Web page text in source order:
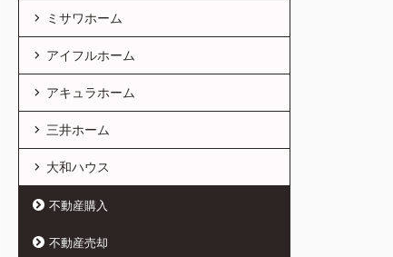
ミサワホーム
アイフルホーム
アキュラホーム
三井ホーム
大和ハウス
不動産購入
不動産売却